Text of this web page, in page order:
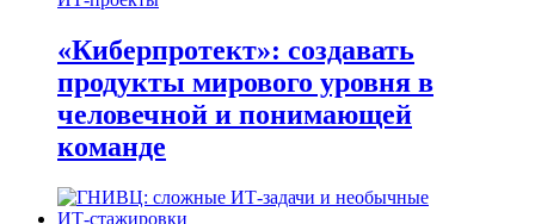
«Киберпротект»: создавать
продукты мирового уровня в
человечной и понимающей
команде